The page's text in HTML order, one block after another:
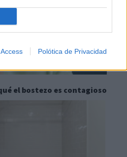
Polótica de Privacidad
el bostezo es contagioso